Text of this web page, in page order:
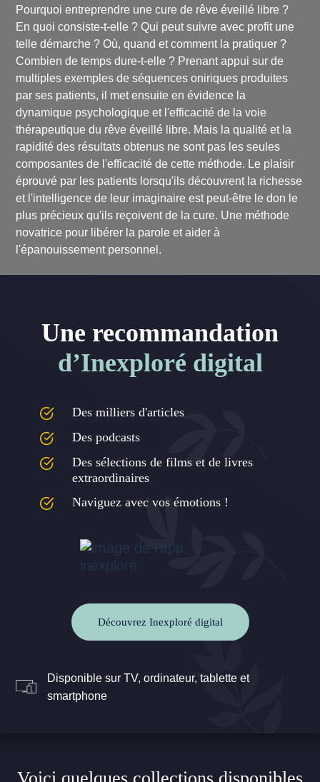
Pourquoi entreprendre une cure de rêve éveillé libre ?
En quoi consiste-t-elle ? Qui peut suivre avec profit une
telle démarche ? Où, quand et comment la pratiquer ?
Combien de temps dure-t-elle ? Prenant appui sur de
multiples exemples de séquences oniriques produites
par ses patients, il met ensuite en évidence la
dynamique psychologique et l'efficacité de la voie
thérapeutique du rêve éveillé libre. Mais la qualité et la
rapidité des résultats obtenus ne sont pas les seules
composantes de l'efficacité de cette méthode. Le plaisir
éprouvé par les patients lorsqu'ils découvrent la richesse
et l'intelligence de leur imaginaire est peut-être le don le
plus précieux qu'ils reçoivent de la cure. Une méthode
novatrice pour libérer la parole et aider à
l'épanouissement personnel.
Une recommandation
d’Inexploré digital
Des milliers d'articles
Des podcasts
Des sélections de films et de livres
extraordinaires
Naviguez avec vos émotions !
Découvrez Inexploré digital
Disponible sur TV, ordinateur, tablette et
smartphone